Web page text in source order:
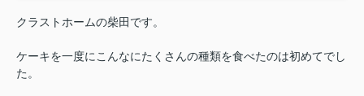
クラストホームの柴田です。
ケーキを一度にこんなにたくさんの種類を食べたのは初めてでし
た。